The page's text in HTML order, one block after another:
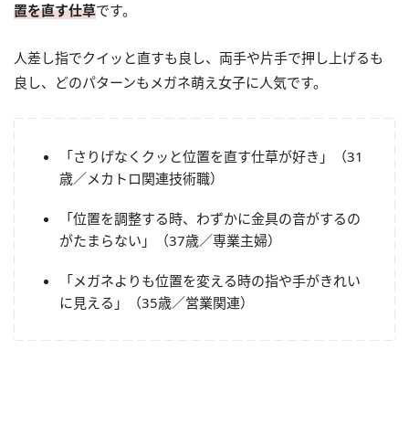
置を直す仕草です。
人差し指でクイッと直すも良し、両手や片手で押し上げるも
良し、どのパターンもメガネ萌え女子に人気です。
「さりげなくクッと位置を直す仕草が好き」（31
歳／メカトロ関連技術職）
「位置を調整する時、わずかに金具の音がするの
がたまらない」（37歳／専業主婦）
「メガネよりも位置を変える時の指や手がきれい
に見える」（35歳／営業関連）